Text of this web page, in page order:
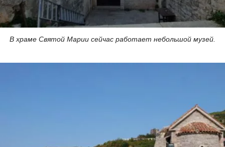
В храме Святой Марии сейчас работает небольшой музей.